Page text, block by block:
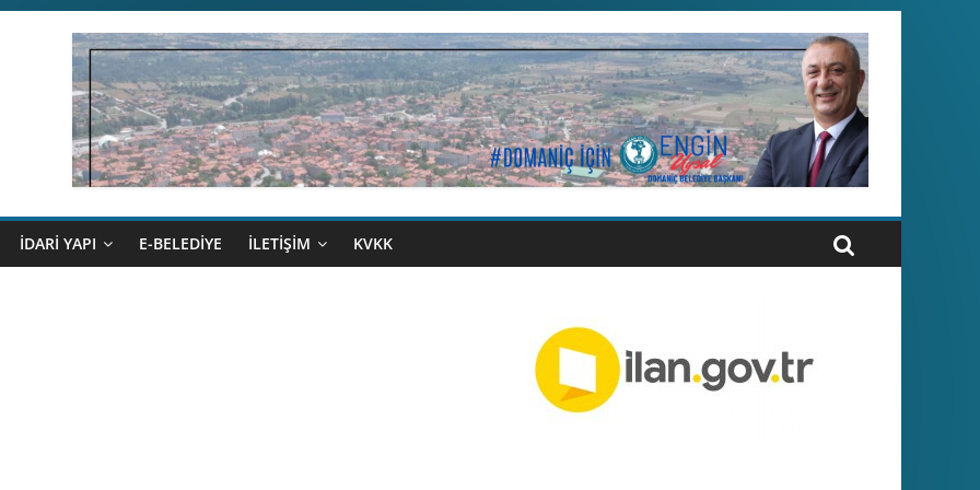
İDARİ YAPI E-BELEDİYE İLETİŞİM KVKK